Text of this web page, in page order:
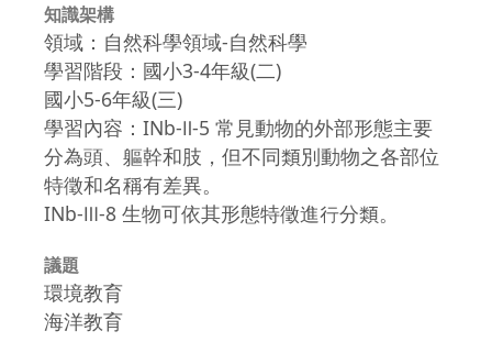
知識架構
領域：自然科學領域-自然科學
學習階段：國小3-4年級(二)
國小5-6年級(三)
學習內容：INb-Ⅱ-5 常見動物的外部形態主要
分為頭、軀幹和肢，但不同類別動物之各部位
特徵和名稱有差異。
INb-Ⅲ-8 生物可依其形態特徵進行分類。
議題
環境教育
海洋教育